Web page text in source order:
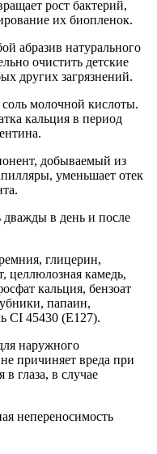
рост бактерий,
их биопленок.
абразив натурального
очистить детские
других загрязнений.
молочной кислоты.
кальция в период
добываемый из
уменьшает отек
дважды в день и после
глицерин,
целлюлозная камедь,
кальция, бензоат
папаин,
CI 45430 (E127).
наружного
причиняет вреда при
глаза, в случае
непереносимость